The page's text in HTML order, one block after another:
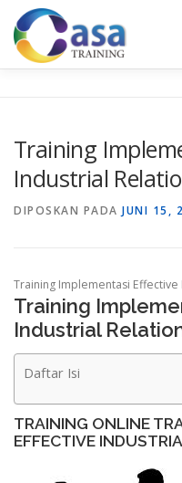
Lompat
konten
KONTAK KAMI
Training
Industrial
DIPOSKAN PADA JUNI 15,
Training Implementasi
Training
Industrial
Daftar Isi
TRAINING ONLINE
EFFECTIVE